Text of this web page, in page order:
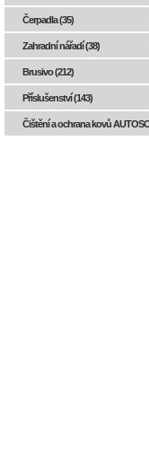
Čerpadla (35)
Zahradní nářadí (38)
Brusivo (212)
Příslušenství (143)
Čištění a ochrana kovů